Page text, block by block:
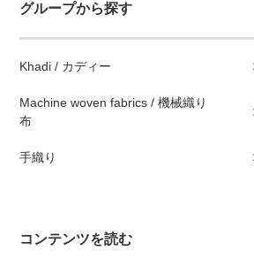
グループから探す
Khadi / カディー
Machine woven fabrics / 機械織り
布
手織り
コンテンツを読む